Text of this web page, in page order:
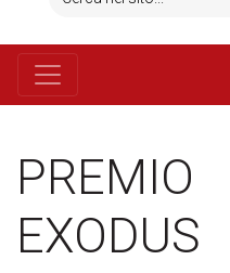
PREMIO
EXODUS